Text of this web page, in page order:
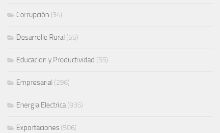
Corrupción (34)
Desarrollo Rural (55)
Educacion y Productividad (55)
Empresarial (296)
Energia Electrica(935)
Exportaciones (506)